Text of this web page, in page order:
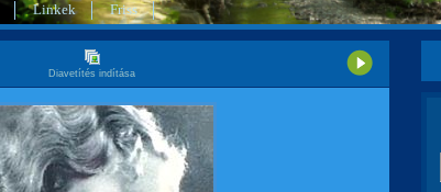
Linkek Friss
Diavetítés indítása